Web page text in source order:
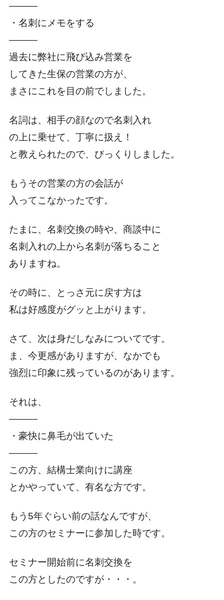
―――
・名刺にメモをする
―――
過去に弊社に飛び込み営業を
してきた生保の営業の方が、
まさにこれを目の前でしました。
名詞は、相手の顔なので名刺入れ
の上に乗せて、丁寧に扱え！
と教えられたので、びっくりしました。
もうその営業の方の会話が
入ってこなかったです。
たまに、名刺交換の時や、商談中に
名刺入れの上から名刺が落ちること
ありますね。
その時に、とっさ元に戻す方は
私は好感度がグッと上がります。
さて、次は身だしなみについてです。
ま、今更感がありますが、なかでも
強烈に印象に残っているのがあります。
それは、
―――
・豪快に鼻毛が出ていた
―――
この方、結構士業向けに講座
とかやっていて、有名な方です。
もう5年ぐらい前の話なんですが、
この方のセミナーに参加した時です。
セミナー開始前に名刺交換を
この方としたのですが・・・。